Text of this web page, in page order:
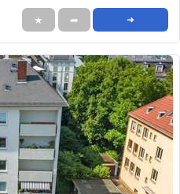
★ ➦ ➜